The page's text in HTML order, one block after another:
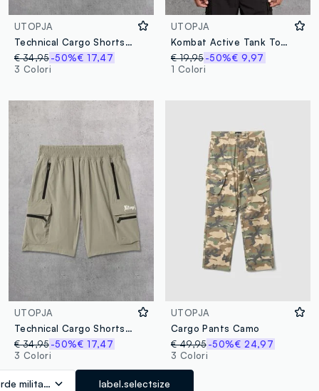
UTOPJA
Technical Cargo Shorts Black
€ 34,95-50%€ 17,47
3 Colori
UTOPJA
Kombat Active Tank Top Black
€ 19,95 -50%€ 9,97
1 Colori
UTOPJA
Technical Cargo Shorts Military Green
€ 34,95-50%€ 17,47
3 Colori
militare label.selectsize
UTOPJA
Cargo Pants Camo
€ 49,95 -50%€ 24,97
3 Colori